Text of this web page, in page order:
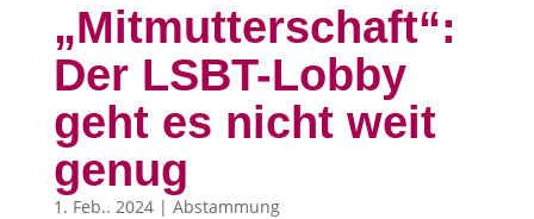
„Mitmutterschaft“:
Der LSBT-Lobby
geht es nicht weit
genug
1. Feb.. 2024| Abstammung